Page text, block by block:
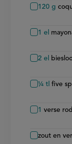
120 g
1 el
2 el
¼ tl five
1 verse
zout en